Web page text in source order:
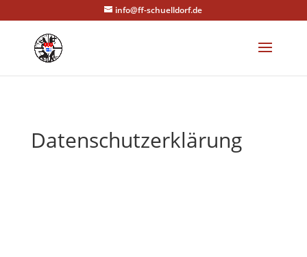
info@ff-schuelldorf.de
Datenschutzerklärung